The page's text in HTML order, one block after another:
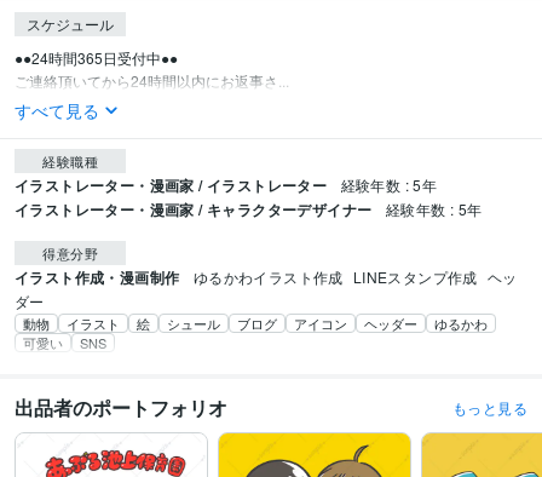
スケジュール
●●24時間365日受付中●●
ご連絡頂いてから24時間以内にお返事さ...
すべて見る
経験職種
イラストレーター・漫画家 / イラストレーター 経験年数 : 5年
イラストレーター・漫画家 / キャラクターデザイナー 経験年数 : 5年
得意分野
イラスト作成・漫画制作 ゆるかわイラスト作成 LINEスタンプ作成 ヘッ
ダー
動物 イラスト 絵 シュール ブログ アイコン ヘッダー
ゆるかわ
可愛い
SNS
出品者のポートフォリオ もっと見る